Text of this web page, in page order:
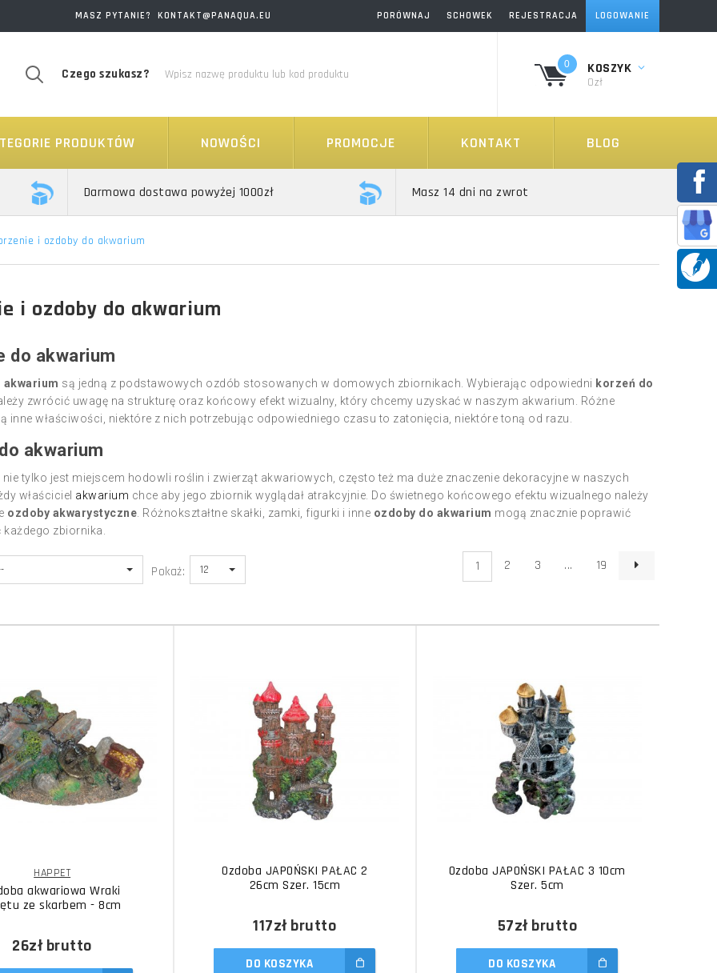
REJESTRACJA LOGOWANIE
SCHOWEK
PORÓWNAJ
MASZ PYTANIE? KONTAKT@PANAQUA.EU
0 KOSZYK
0zł
Czego szukasz?
PRODUKTÓW NOWOŚCI PROMOCJE KONTAKT BLOG
Darmowa dostawa powyżej 1000zł Masz 14 dni na zwrot
i ozdoby do akwarium
i ozdoby do akwarium
do akwarium
akwarium są jedną z podstawowych ozdób stosowanych w domowych zbiornikach. Wybierając odpowiedni korzeń do
zwrócić uwagę na strukturę oraz końcowy efekt wizualny, który chcemy uzyskać w naszym akwarium. Różne
inne właściwości, niektóre z nich potrzebując odpowiedniego czasu to zatonięcia, niektóre toną od razu.
akwarium
tylko jest miejscem hodowli roślin i zwierząt akwariowych, często też ma duże znaczenie dekoracyjne w naszych
właściciel akwarium chce aby jego zbiornik wyglądał atrakcyjnie. Do świetnego końcowego efektu wizualnego należy
ozdoby akwarystyczne . Różnokształtne skałki, zamki, figurki i inne ozdoby do akwarium mogą znacznie poprawić
zbiornika.
1 2 3 ... 19
Pokaż: 12
HAPPET
akwariowa Wraki
ze skarbem - 8cm
26złbrutto
Ozdoba JAPOŃSKI PAŁAC 2
26cm Szer. 15cm
117złbrutto
DO KOSZYKA
Ozdoba JAPOŃSKI PAŁAC 3 10cm
Szer. 5cm
57złbrutto
DO KOSZYKA